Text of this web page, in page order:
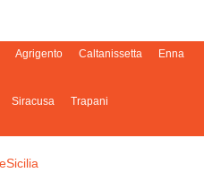
Agrigento Caltanissetta Enna
Siracusa Trapani